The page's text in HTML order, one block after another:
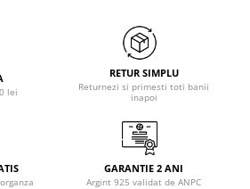
lei
RETUR SIMPLU
Returnezi si primesti toti banii
inapoi
GARANTIE 2 ANI
Argint 925 validat de ANPC